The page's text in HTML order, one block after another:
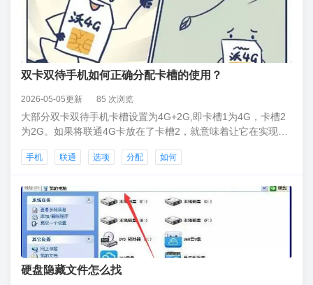
双卡双待手机如何正确分配卡槽的使用？
2026-05-05更新 85 次浏览
大部分双卡双待手机卡槽设置为4G+2G,即卡槽1为4G，卡槽2
为2G。如果将联通4G卡放在了卡槽2，就意味着让它在实现2G
槽，将联通4G卡放置到卡槽1中，再把卡槽放回手机中并开启
手机 联通 选项 分配 如何
硬盘隐藏文件怎么找